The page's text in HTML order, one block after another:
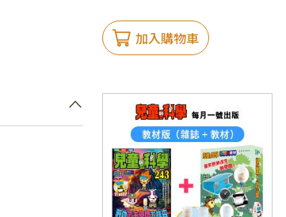
加入購物車